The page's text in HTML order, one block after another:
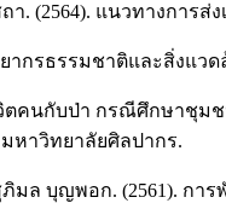
แนวทางการส่งเ
ากรธรรมชาติและสิ่งแ
ตคนกับป่า กรณีศึกษาชุม
หาวิทยาลัยศิลปากร.
ล บุญพอก. (2561). กา